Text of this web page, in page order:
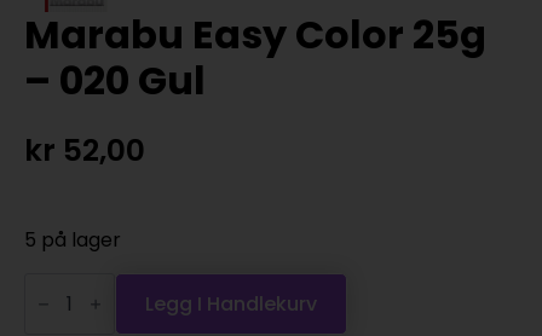
Marabu Easy Color 25g
– 020 Gul
kr 52,00
5 på lager
Easy
Color
Legg I Handlekurv